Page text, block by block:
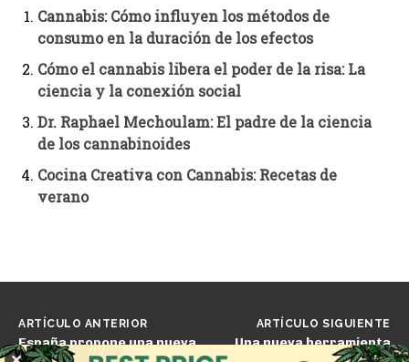
Cannabis: Cómo influyen los métodos de
consumo en la duración de los efectos
Cómo el cannabis libera el poder de la risa: La
ciencia y la conexión social
Dr. Raphael Mechoulam: El padre de la ciencia
de los cannabinoides
Cocina Creativa con Cannabis: Recetas de
verano
ARTÍCULO ANTERIOR
España propone una nueva
normativa para el
ARTÍCULO SIGUIENTE
Una nueva herramienta
ayuda a los votantes de